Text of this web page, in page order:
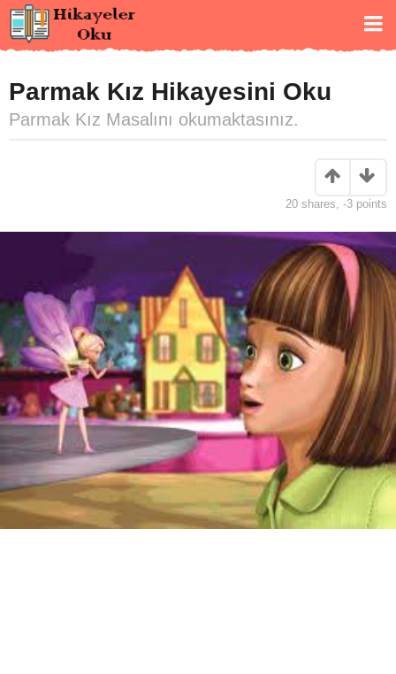
Parmak Kız Hikayesini Oku
Parmak Kız Masalını okumaktasınız.
20 shares, -3 points